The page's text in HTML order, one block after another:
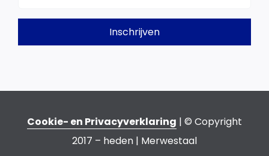
Cookie- en Privacyverklaring | © Copyright
2017 – heden | Merwestaal